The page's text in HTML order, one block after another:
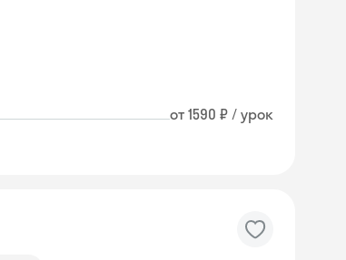
от 1590 ₽ / урок